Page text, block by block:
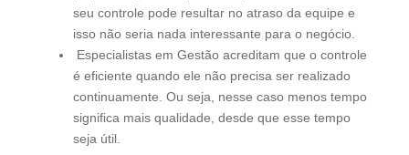
seu controle pode resultar no atraso da equipe e
isso não seria nada interessante para o negócio.
Especialistas em Gestão acreditam que o controle
é eficiente quando ele não precisa ser realizado
continuamente. Ou seja, nesse caso menos tempo
significa mais qualidade, desde que esse tempo
seja útil.